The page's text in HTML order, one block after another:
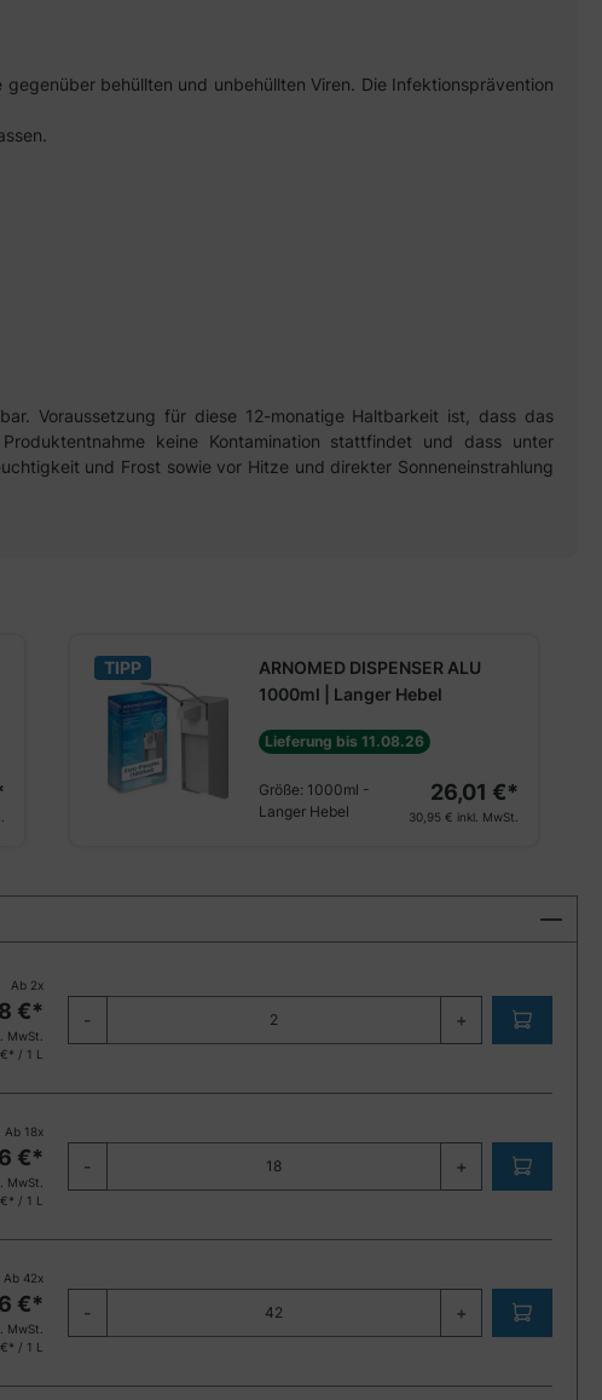
behüllten und unbehüllten Viren. Die Infektionsprävention
Voraussetzung für diese 12-monatige Haltbarkeit ist, dass das
keine Kontamination stattfindet und dass unter
und Frost sowie vor Hitze und direkter Sonneneinstrahlung
TIPP
ARNOMED DISPENSER ALU
1000ml | Langer Hebel
Lieferung bis 11.08.26
Größe: 1000ml -
Langer Hebel
26,01 €*
30,95 € inkl. MwSt.
Ab 2x
€*
MwSt.
/ 1 L
- +
Ab 18x
€*
MwSt.
/ 1 L
- +
Ab 42x
€*
MwSt.
/ 1 L
- +